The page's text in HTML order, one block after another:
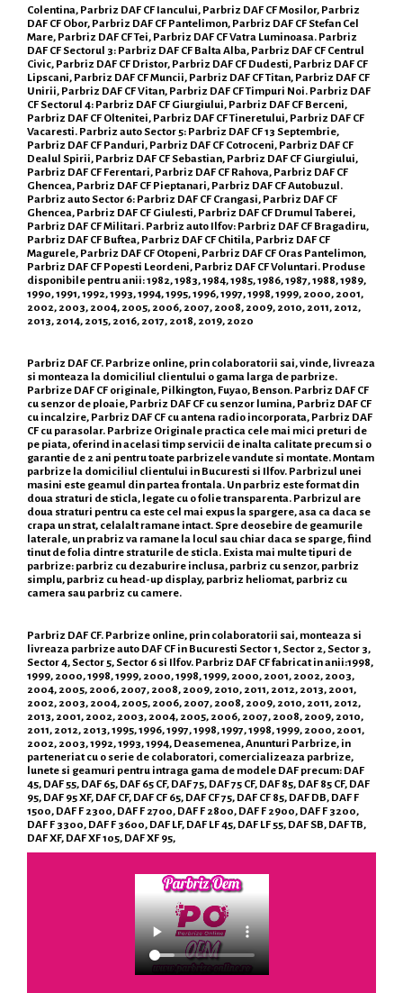
Colentina, Parbriz DAF CF Iancului, Parbriz DAF CF Mosilor, Parbriz
DAF CF Obor, Parbriz DAF CF Pantelimon, Parbriz DAF CF Stefan Cel
Mare, Parbriz DAF CF Tei, Parbriz DAF CF Vatra Luminoasa. Parbriz
DAF CF Sectorul 3: Parbriz DAF CF Balta Alba, Parbriz DAF CF Centrul
Civic, Parbriz DAF CF Dristor, Parbriz DAF CF Dudesti, Parbriz DAF CF
Lipscani, Parbriz DAF CF Muncii, Parbriz DAF CF Titan, Parbriz DAF CF
Unirii, Parbriz DAF CF Vitan, Parbriz DAF CF Timpuri Noi. Parbriz DAF
CF Sectorul 4: Parbriz DAF CF Giurgiului, Parbriz DAF CF Berceni,
Parbriz DAF CF Oltenitei, Parbriz DAF CF Tineretului, Parbriz DAF CF
Vacaresti. Parbriz auto Sector 5: Parbriz DAF CF 13 Septembrie,
Parbriz DAF CF Panduri, Parbriz DAF CF Cotroceni, Parbriz DAF CF
Dealul Spirii, Parbriz DAF CF Sebastian, Parbriz DAF CF Giurgiului,
Parbriz DAF CF Ferentari, Parbriz DAF CF Rahova, Parbriz DAF CF
Ghencea, Parbriz DAF CF Pieptanari, Parbriz DAF CF Autobuzul.
Parbriz auto Sector 6: Parbriz DAF CF Crangasi, Parbriz DAF CF
Ghencea, Parbriz DAF CF Giulesti, Parbriz DAF CF Drumul Taberei,
Parbriz DAF CF Militari. Parbriz auto Ilfov: Parbriz DAF CF Bragadiru,
Parbriz DAF CF Buftea, Parbriz DAF CF Chitila, Parbriz DAF CF
Magurele, Parbriz DAF CF Otopeni, Parbriz DAF CF Oras Pantelimon,
Parbriz DAF CF Popesti Leordeni, Parbriz DAF CF Voluntari. Produse
disponibile pentru anii: 1982, 1983, 1984, 1985, 1986, 1987, 1988, 1989,
1990, 1991, 1992, 1993, 1994, 1995, 1996, 1997, 1998, 1999, 2000, 2001,
2002, 2003, 2004, 2005, 2006, 2007, 2008, 2009, 2010, 2011, 2012,
2013, 2014, 2015, 2016, 2017, 2018, 2019, 2020
Parbriz DAF CF. Parbrize online, prin colaboratorii sai, vinde, livreaza
si monteaza la domiciliul clientului o gama larga de parbrize.
Parbrize DAF CF originale, Pilkington, Fuyao, Benson. Parbriz DAF CF
cu senzor de ploaie, Parbriz DAF CF cu senzor lumina, Parbriz DAF CF
cu incalzire, Parbriz DAF CF cu antena radio incorporata, Parbriz DAF
CF cu parasolar. Parbrize Originale practica cele mai mici preturi de
pe piata, oferind in acelasi timp servicii de inalta calitate precum si o
garantie de 2 ani pentru toate parbrizele vandute si montate. Montam
parbrize la domiciliul clientului in Bucuresti si Ilfov. Parbrizul unei
masini este geamul din partea frontala. Un parbriz este format din
doua straturi de sticla, legate cu o folie transparenta. Parbrizul are
doua straturi pentru ca este cel mai expus la spargere, asa ca daca se
crapa un strat, celalalt ramane intact. Spre deosebire de geamurile
laterale, un prabriz va ramane la locul sau chiar daca se sparge, fiind
tinut de folia dintre straturile de sticla. Exista mai multe tipuri de
parbrize: parbriz cu dezaburire inclusa, parbriz cu senzor, parbriz
simplu, parbriz cu head-up display, parbriz heliomat, parbriz cu
camera sau parbriz cu camere.
Parbriz DAF CF. Parbrize online, prin colaboratorii sai, monteaza si
livreaza parbrize auto DAF CF in Bucuresti Sector 1, Sector 2, Sector 3,
Sector 4, Sector 5, Sector 6 si Ilfov. Parbriz DAF CF fabricat in anii:1998,
1999, 2000, 1998, 1999, 2000, 1998, 1999, 2000, 2001, 2002, 2003,
2004, 2005, 2006, 2007, 2008, 2009, 2010, 2011, 2012, 2013, 2001,
2002, 2003, 2004, 2005, 2006, 2007, 2008, 2009, 2010, 2011, 2012,
2013, 2001, 2002, 2003, 2004, 2005, 2006, 2007, 2008, 2009, 2010,
2011, 2012, 2013, 1995, 1996, 1997, 1998, 1997, 1998, 1999, 2000, 2001,
2002, 2003, 1992, 1993, 1994, Deasemenea, Anunturi Parbrize, in
parteneriat cu o serie de colaboratori, comercializeaza parbrize,
lunete si geamuri pentru intraga gama de modele DAF precum: DAF
45, DAF 55, DAF 65, DAF 65 CF, DAF 75, DAF 75 CF, DAF 85, DAF 85 CF, DAF
95, DAF 95 XF, DAF CF, DAF CF 65, DAF CF 75, DAF CF 85, DAF DB, DAF F
1500, DAF F 2300, DAF F 2700, DAF F 2800, DAF F 2900, DAF F 3200,
DAF F 3300, DAF F 3600, DAF LF, DAF LF 45, DAF LF 55, DAF SB, DAF TB,
DAF XF, DAF XF 105, DAF XF 95,